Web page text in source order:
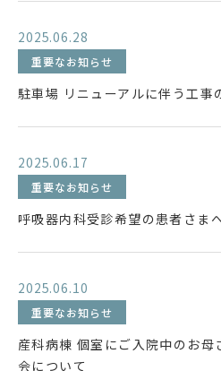
2025.06.28
重要なお知らせ
駐車場 リニューアルに伴う工事
2025.06.17
重要なお知らせ
呼吸器内科受診希望の患者さま
2025.06.10
重要なお知らせ
産科病棟 個室にご入院中のお
会について